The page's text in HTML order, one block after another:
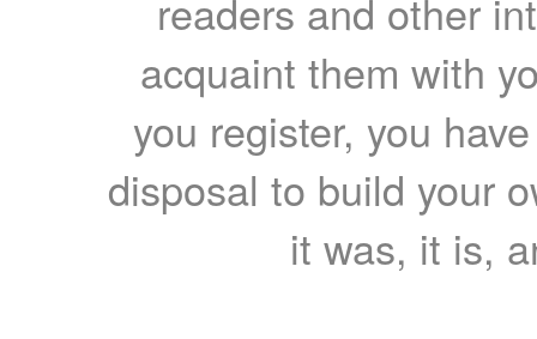
readers and other
acquaint them with
you register, you
disposal to build your
it was, it is,